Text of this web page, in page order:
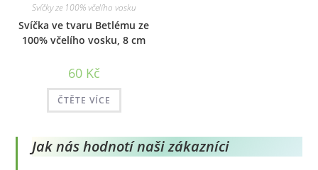
Svíčky ze 100% včelího vosku
Svíčka ve tvaru Betlému ze
100% včelího vosku, 8 cm
60 Kč
ČTĚTE VÍCE
Jak nás hodnotí naši zákazníci